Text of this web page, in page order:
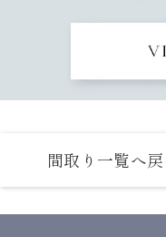
間取り一覧へ戻